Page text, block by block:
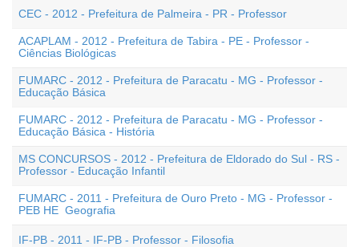
CEC - 2012 - Prefeitura de Palmeira - PR - Professor
ACAPLAM - 2012 - Prefeitura de Tabira - PE - Professor -
Ciências Biológicas
FUMARC - 2012 - Prefeitura de Paracatu - MG - Professor -
Educação Básica
FUMARC - 2012 - Prefeitura de Paracatu - MG - Professor -
Educação Básica - História
MS CONCURSOS - 2012 - Prefeitura de Eldorado do Sul - RS -
Professor - Educação Infantil
FUMARC - 2011 - Prefeitura de Ouro Preto - MG - Professor -
PEB HE  Geografia
IF-PB - 2011 - IF-PB - Professor - Filosofia